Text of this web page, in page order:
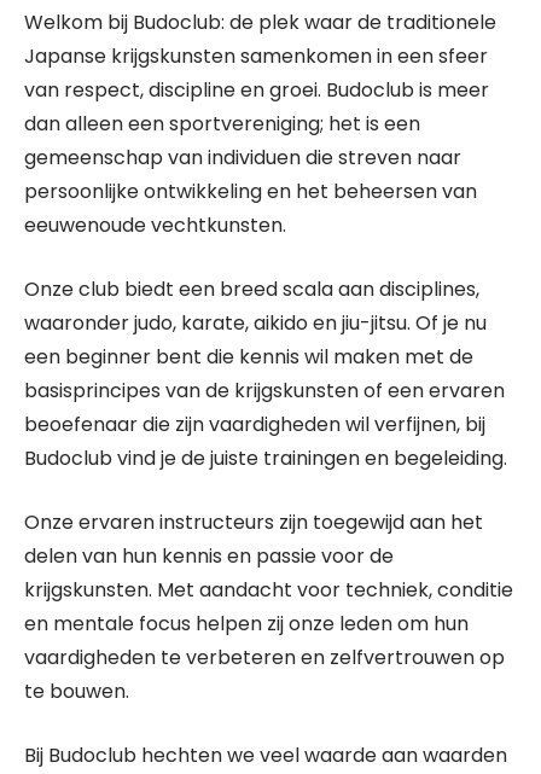
Welkom bij Budoclub: de plek waar de traditionele
Japanse krijgskunsten samenkomen in een sfeer
van respect, discipline en groei. Budoclub is meer
dan alleen een sportvereniging; het is een
gemeenschap van individuen die streven naar
persoonlijke ontwikkeling en het beheersen van
eeuwenoude vechtkunsten.
Onze club biedt een breed scala aan disciplines,
waaronder judo, karate, aikido en jiu-jitsu. Of je nu
een beginner bent die kennis wil maken met de
basisprincipes van de krijgskunsten of een ervaren
beoefenaar die zijn vaardigheden wil verfijnen, bij
Budoclub vind je de juiste trainingen en begeleiding.
Onze ervaren instructeurs zijn toegewijd aan het
delen van hun kennis en passie voor de
krijgskunsten. Met aandacht voor techniek, conditie
en mentale focus helpen zij onze leden om hun
vaardigheden te verbeteren en zelfvertrouwen op
te bouwen.
Bij Budoclub hechten we veel waarde aan waarden